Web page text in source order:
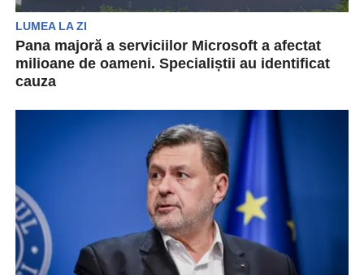
LUMEA LA ZI
Pana majoră a serviciilor Microsoft a afectat
milioane de oameni. Specialiștii au identificat
cauza
activitatea zeci de mii de companii care